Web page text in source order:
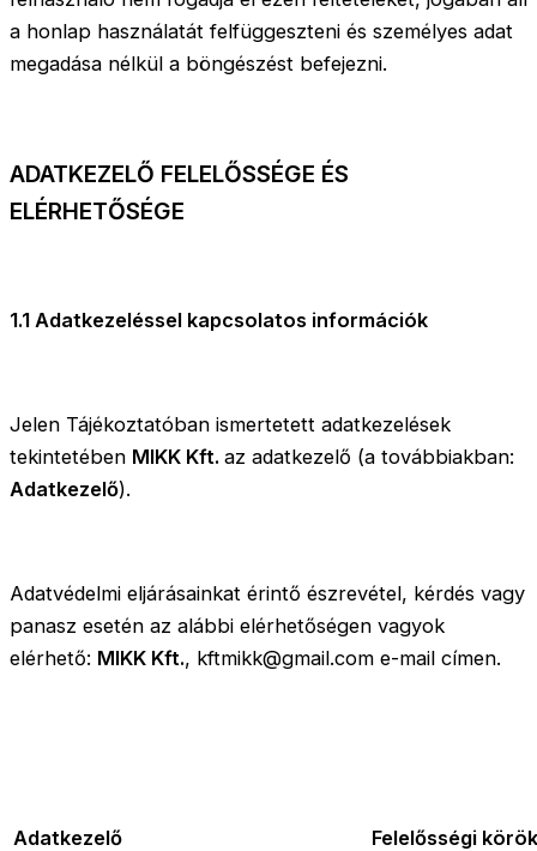
a honlap használatát felfüggeszteni és személyes adat
megadása nélkül a böngészést befejezni.
ADATKEZELŐ FELELŐSSÉGE ÉS
ELÉRHETŐSÉGE
1.1 Adatkezeléssel kapcsolatos információk
Jelen Tájékoztatóban ismertetett adatkezelések
tekintetében MIKK Kft. az adatkezelő (a továbbiakban:
Adatkezelő).
Adatvédelmi eljárásainkat érintő észrevétel, kérdés vagy
panasz esetén az alábbi elérhetőségen vagyok
elérhető: MIKK Kft., kftmikk@gmail.com e-mail címen.
Adatkezelő Felelősségi körök